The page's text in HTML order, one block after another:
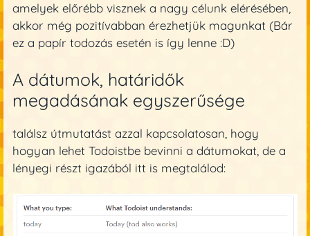
amelyek előrébb visznek a nagy célunk elérésében,
akkor még pozitívabban érezhetjük magunkat (Bár
ez a papír todozás esetén is így lenne :D)
A dátumok, határidők
megadásának egyszerűsége
találsz útmutatást azzal kapcsolatosan, hogy
hogyan lehet Todoistbe bevinni a dátumokat, de a
lényegi részt igazából itt is megtalálod: